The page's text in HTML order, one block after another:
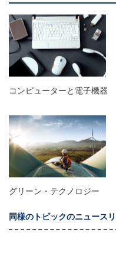
コンピューターと電子機器
グリーン・テクノロジー
同様のトピックのニュース